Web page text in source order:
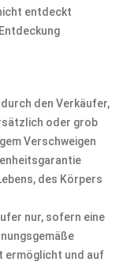
entdeckt
den Verkäufer,
oder grob
Verschweigen
des Körpers
nur, sofern eine
ermöglicht und auf